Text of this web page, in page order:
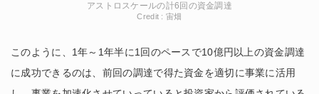
アストロスケールの計6回の資金調達
Credit : 宙畑
このように、1年～1年半に1回のペースで10億円以上の資金調達
に成功できるのは、前回の調達で得た資金を適切に事業に活用